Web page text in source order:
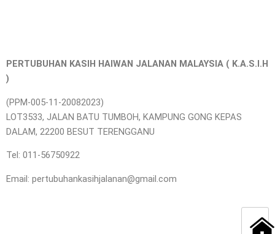
PERTUBUHAN KASIH HAIWAN JALANAN MALAYSIA ( K.A.S.I.H
)
(PPM-005-11-20082023)
LOT3533, JALAN BATU TUMBOH, KAMPUNG GONG KEPAS
DALAM, 22200 BESUT TERENGGANU
Tel: 011-56750922
Email: pertubuhankasihjalanan@gmail.com